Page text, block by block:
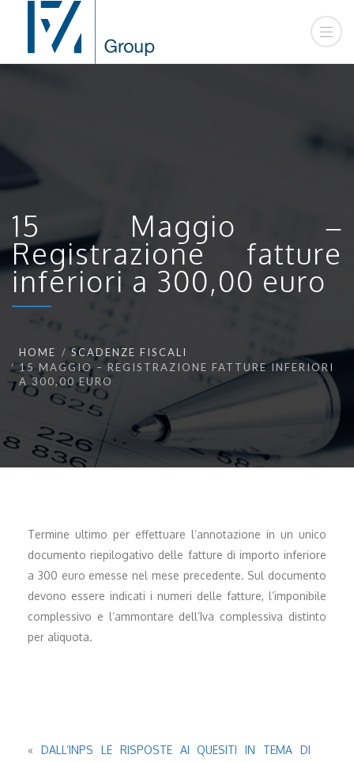
15 Maggio –
Registrazione fatture
inferiori a 300,00 euro
HOME
SCADENZE FISCALI
15 MAGGIO – REGISTRAZIONE FATTURE INFERIORI
A 300,00 EURO
Termine ultimo per effettuare l’annotazione in un unico
documento riepilogativo delle fatture di importo inferiore
a 300 euro emesse nel mese precedente. Sul documento
devono essere indicati i numeri delle fatture, l’imponibile
complessivo e l’ammontare dell’Iva complessiva distinto
per aliquota.
« DALL’INPS LE RISPOSTE AI QUESITI IN TEMA DI